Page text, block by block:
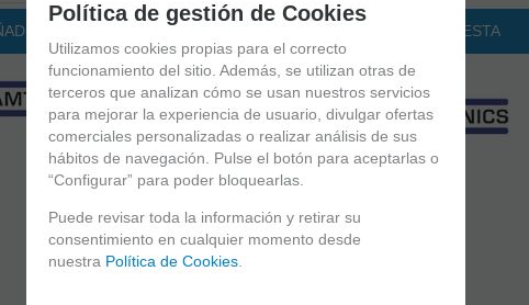
A CESTA AÑADIR A CESTA
Política de gestión de Cookies
Utilizamos cookies propias para el correcto
funcionamiento del sitio. Además, se utilizan otras de
terceros que analizan cómo se usan nuestros servicios
para mejorar la experiencia de usuario, divulgar ofertas
comerciales personalizadas o realizar análisis de sus
hábitos de navegación. Pulse el botón para aceptarlas o
“Configurar” para poder bloquearlas.
Puede revisar toda la información y retirar su
consentimiento en cualquier momento desde
nuestra Política de Cookies